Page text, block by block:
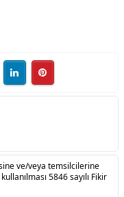
ve/veya temsilcilerine
5846 sayılı Fikir